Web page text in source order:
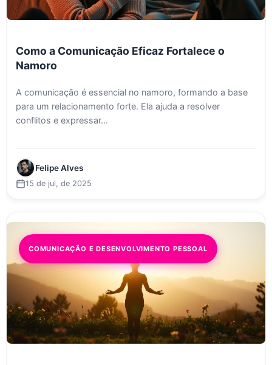
Como a Comunicação Eficaz Fortalece o
Namoro
A comunicação é essencial no namoro, formando a base
para um relacionamento forte. Ela ajuda a resolver
conflitos e expressar...
Felipe Alves
15 de jul, de 2025
COMUNICAÇÃO E DESENVOLVIMENTO PESSOAL